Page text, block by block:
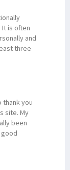
is often
and
three
thank you
site. My
been